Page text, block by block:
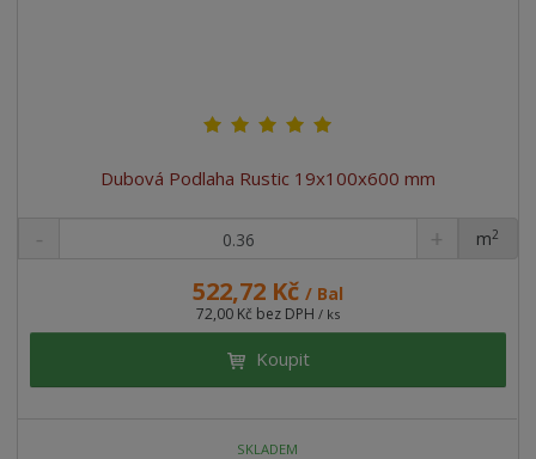
Dubová Podlaha Rustic 19x100x600 mm
522,72 Kč / Bal
72,00 Kč bez DPH / ks
ks
m2
Koupit
SKLADEM